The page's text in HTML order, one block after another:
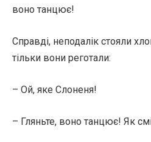
воно танцює!
Справді, неподалік стояли
тільки вони реготали:
– Ой, яке Слоненя!
– Гляньте, воно танцює! Як